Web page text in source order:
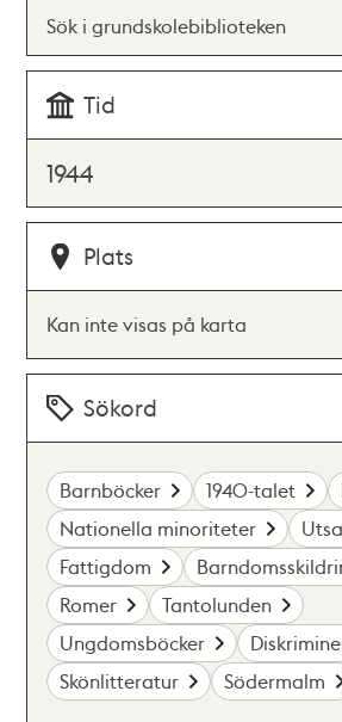
Sök i grundskolebiblioteken
Tid
1944
Plats
Kan inte visas på karta
Sökord
Barnböcker 1940-talet
Nationella minoriteter
Fattigdom
Romer
Tantolunden
Ungdomsböcker
Skönlitteratur
Södermalm